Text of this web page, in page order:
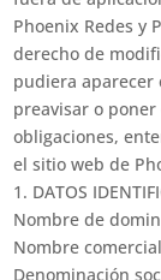
Phoenix Redes y
derecho de
pudiera aparecer
preavisar o
obligaciones,
el sitio web de
1. DATOS
Nombre de
Nombre
Denominación